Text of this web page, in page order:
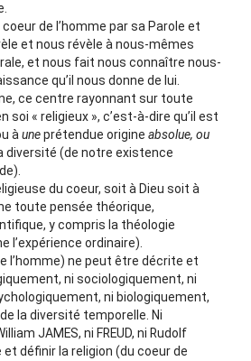
de l’homme par sa Parole et
et nous révèle à nous-mêmes
et nous fait nous connaître nous-
qu’il nous donne de lui.
ce centre rayonnant sur toute
soi « religieux », c’est-à-dire qu’il est
à uneprétendue origine absolue, ou
diversité (de notre existence
du coeur, soit à Dieu soit à
toute pensée théorique,
y compris la théologie
l’expérience ordinaire).
l’homme) ne peut être décrite et
ni sociologiquement, ni
ni biologiquement,
la diversité temporelle. Ni
JAMES, ni FREUD, ni Rudolf
et définir la religion (du coeur de